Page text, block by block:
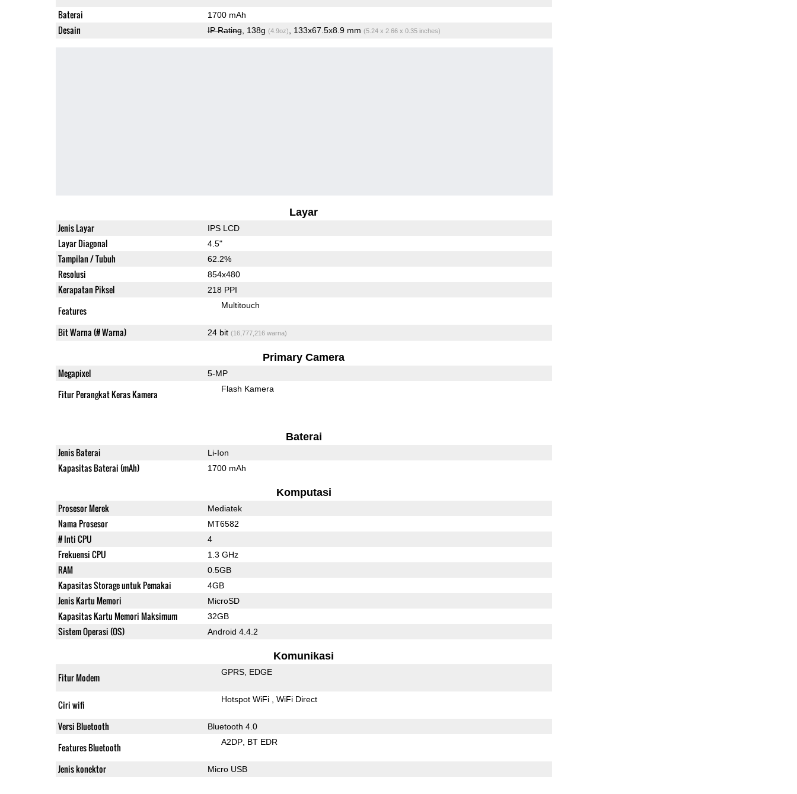
Baterai 1700 mAh
Desain IP Rating, 138g (4.9oz) , 133x67.5x8.9 mm (5.24 x 2.66 x 0.35 inches)
Layar
Jenis Layar IPS LCD
Layar Diagonal 4.5"
Tampilan / Tubuh 62.2%
Resolusi 854x480
Kerapatan Piksel 218 PPI
Features Multitouch
Bit Warna (# Warna) 24 bit (16,777,216 warna)
Primary Camera
Megapixel 5-MP
Fitur Perangkat Keras Kamera Flash Kamera
Baterai
Jenis Baterai Li-Ion
Kapasitas Baterai (mAh) 1700 mAh
Komputasi
Prosesor Merek Mediatek
Nama Prosesor MT6582
# Inti CPU 4
Frekuensi CPU 1.3 GHz
RAM 0.5GB
Kapasitas Storage untuk Pemakai 4GB
Jenis Kartu Memori MicroSD
Kapasitas Kartu Memori Maksimum 32GB
Sistem Operasi (OS) Android 4.4.2
Komunikasi
Fitur Modem GPRS EDGE
Ciri wifi Hotspot WiFi WiFi Direct
Versi Bluetooth Bluetooth 4.0
Features Bluetooth A2DP BT EDR
Jenis konektor Micro USB